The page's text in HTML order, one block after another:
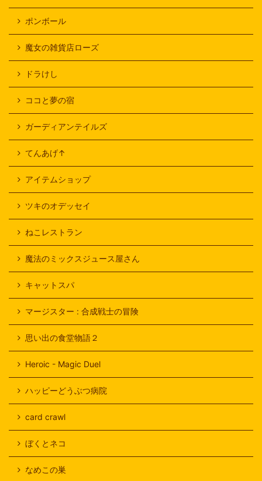
ポンボール
魔女の雑貨店ローズ
ドラけし
ココと夢の宿
ガーディアンテイルズ
てんあげ↑
アイテムショップ
ツキのオデッセイ
ねこレストラン
魔法のミックスジュース屋さん
キャットスパ
マージスター : 合成戦士の冒険
思い出の食堂物語２
Heroic - Magic Duel
ハッピーどうぶつ病院
card crawl
ぼくとネコ
なめこの巣